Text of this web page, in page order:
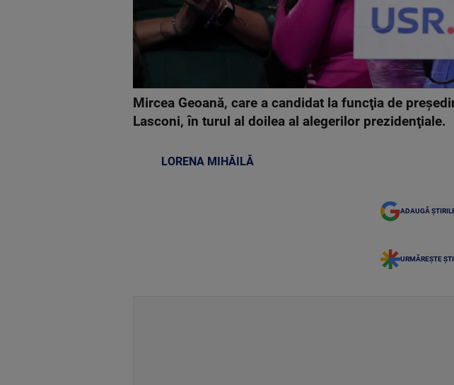
Mircea Geoană, care a candidat la funcţia de
Lasconi, în turul al doilea al alegerilor prezidenţiale.
LORENA MIHĂILĂ
ADAUGĂ
URMĂREȘTE